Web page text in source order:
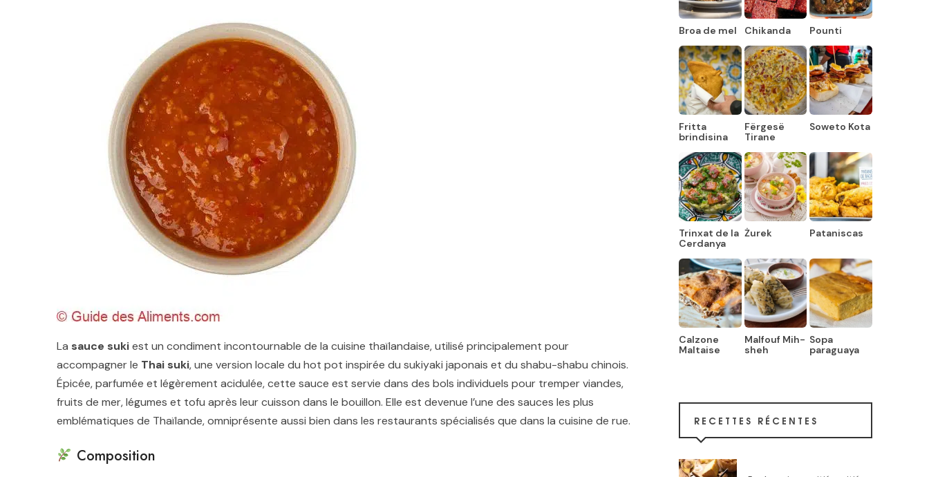
La sauce sukiest un condiment incontournable de la cuisine thaïlandaise, utilisé principalement pour
accompagner le Thai suki, une version locale du hot pot inspirée du sukiyaki japonais et du shabu-shabu chinois.
Épicée, parfumée et légèrement acidulée, cette sauce est servie dans des bols individuels pour tremper viandes,
fruits de mer, légumes et tofu après leur cuisson dans le bouillon. Elle est devenue l’une des sauces les plus
emblématiques de Thaïlande, omniprésente aussi bien dans les restaurants spécialisés que dans la cuisine de rue.
Composition
Broa de mel Chikanda Pounti
Fritta
brindisina
Fërgesë
Tirane
Soweto Kota
Trinxat de la
Cerdanya
Żurek Pataniscas
Calzone
Maltaise
Malfouf Mih-
sheh
Sopa
paraguaya
RECETTES RÉCENTES